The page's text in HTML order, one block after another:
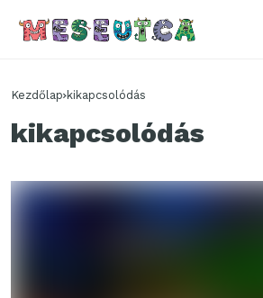
Kezdőlap kikapcsolódás
kikapcsolódás